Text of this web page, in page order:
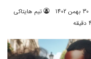
تیم هایتاکی 30 بهمن 1402